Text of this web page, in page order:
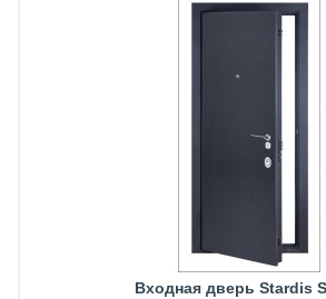
Входная дверь Stardis